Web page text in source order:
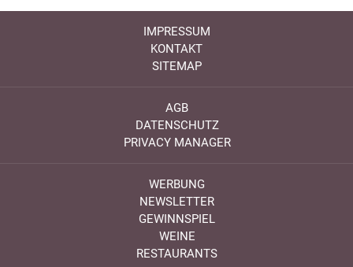
IMPRESSUM
KONTAKT
SITEMAP
AGB
DATENSCHUTZ
PRIVACY MANAGER
WERBUNG
NEWSLETTER
GEWINNSPIEL
WEINE
RESTAURANTS